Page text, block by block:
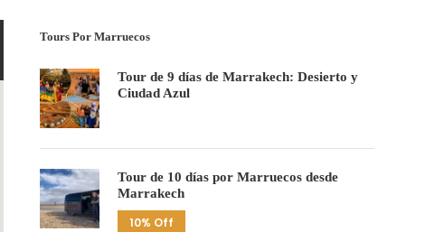
Tours Por Marruecos
Tour de 9 días de Marrakech: Desierto y
Ciudad Azul
Tour de 10 días por Marruecos desde
Marrakech
10% Off